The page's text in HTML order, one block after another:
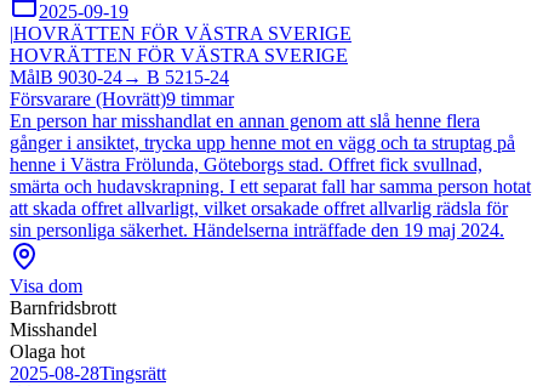
2025-09-19
|HOVRÄTTEN FÖR VÄSTRA SVERIGE
HOVRÄTTEN FÖR VÄSTRA SVERIGE
MålB 9030-24→ B 5215-24
Försvarare (Hovrätt)9 timmar
En person har misshandlat en annan genom att slå henne flera
gånger i ansiktet, trycka upp henne mot en vägg och ta struptag på
henne i Västra Frölunda, Göteborgs stad. Offret fick svullnad,
smärta och hudavskrapning. I ett separat fall har samma person hotat
att skada offret allvarligt, vilket orsakade offret allvarlig rädsla för
sin personliga säkerhet. Händelserna inträffade den 19 maj 2024.
Visa dom
Barnfridsbrott
Misshandel
Olaga hot
2025-08-28Tingsrätt